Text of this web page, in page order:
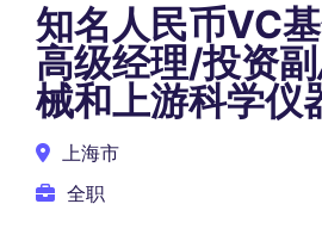
知名人民币VC
高级经理/投资
械和上游科学仪
上海市
全职